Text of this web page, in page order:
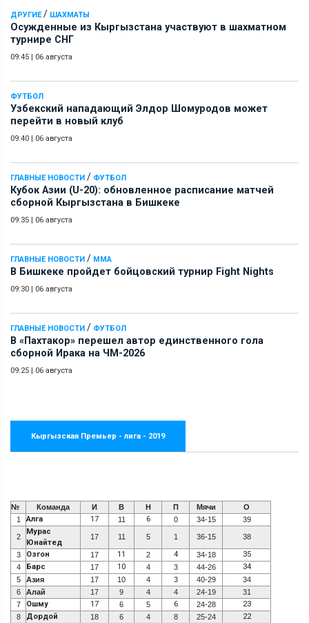
ДРУГИЕ/ ШАХМАТЫ
Осужденные из Кыргызстана участвуют в шахматном
турнире СНГ
09:45 | 06 августа
ФУТБОЛ
Узбекский нападающий Элдор Шомуродов может
перейти в новый клуб
09:40 | 06 августа
ГЛАВНЫЕ НОВОСТИ / ФУТБОЛ
Кубок Азии (U-20): обновленное расписание матчей
сборной Кыргызстана в Бишкеке
09:35 | 06 августа
ГЛАВНЫЕ НОВОСТИ / ММА
В Бишкеке пройдет бойцовский турнир Fight Nights
09:30 | 06 августа
ГЛАВНЫЕ НОВОСТИ / ФУТБОЛ
В «Пахтакор» перешел автор единственного гола
сборной Ирака на ЧМ-2026
09:25 | 06 августа
Кыргызская Премьер - лига - 2019
№ Команда И В Н П Мячи
О
1
Алга 17 11 6 0 34-15 39
2
Мурас
Юнайтед
17 11 5 1 36-15 38
3 Озгон 17 11 2 4 34-18 35
4 Барс 17 10 4 3 44-26 34
5 Азия 17 10 4 3 40-29
34
6
Алай 17 9 4 4 24-19
31
7
Ошму 17 6 5 6 24-28 23
8 Дордой 18 6 4 8 25-24 22